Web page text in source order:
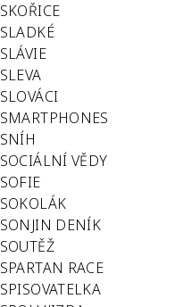
SKOŘICE
SLADKÉ
SLÁVIE
SLEVA
SLOVÁCI
SMARTPHONES
SNÍH
SOCIÁLNÍ VĚDY
SOFIE
SOKOLÁK
SONJIN DENÍK
SOUTĚŽ
SPARTAN RACE
SPISOVATELKA